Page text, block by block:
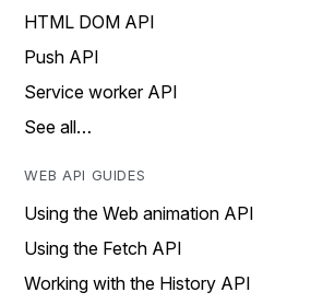
HTML DOM API
Push API
Service worker API
See all…
WEB API GUIDES
Using the Web animation API
Using the Fetch API
Working with the History API